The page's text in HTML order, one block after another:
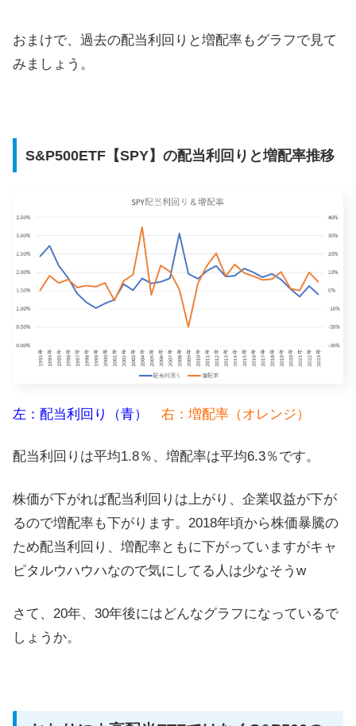
おまけで、過去の配当利回りと増配率もグラフで見て
みましょう。
S&P500ETF【SPY】の配当利回りと増配率推移
左：配当利回り（青） 右：増配率（オレンジ）
配当利回りは平均1.8％、増配率は平均6.3％です。
株価が下がれば配当利回りは上がり、企業収益が下が
るので増配率も下がります。2018年頃から株価暴騰の
ため配当利回り、増配率ともに下がっていますがキャ
ピタルウハウハなので気にしてる人は少なそうw
さて、20年、30年後にはどんなグラフになっているで
しょうか。